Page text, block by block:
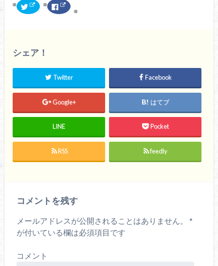
ク
ッ
i
t
e
共
有
い
ド
ウ
き
F
c
す
る
に
は
ク
ッ
し
く
さ
い
(
新
し
ウ
で
ま
す
)
シェア！
Twitter Facebook
Google+ はてブ
LINE Pocket
RSS feedly
コメントを残す
メールアドレスが公開されることはありません。
*
が付いている欄は必須項目です
コメント